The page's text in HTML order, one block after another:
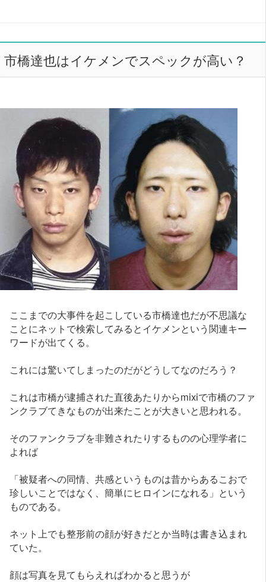
市橋達也はイケメンでスペックが高い？
ここまでの大事件を起こしている市橋達也だが不思議な
ことにネットで検索してみるとイケメンという関連キー
ワードが出てくる。
これには驚いてしまったのだがどうしてなのだろう？
これは市橋が逮捕された直後あたりからmixiで市橋のファ
ンクラブてきなものが出来たことが大きいと思われる。
そのファンクラブを非難されたりするものの心理学者に
よれば
「被疑者への同情、共感というものは昔からあるこおで
珍しいことではなく、簡単にヒロインになれる」という
ものである。
ネット上でも整形前の顔が好きだとか当時は書き込まれ
ていた。
顔は写真を見てもらえればわかると思うが